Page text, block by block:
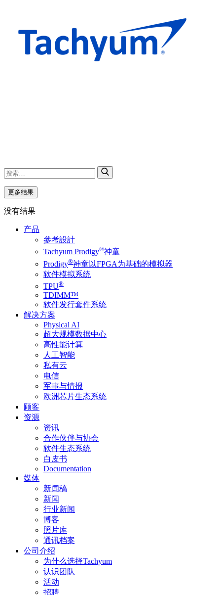
更多结果
没有结果
产品
參考設計
Tachyum Prodigy®神童
Prodigy®神童以FPGA为基础的模拟器
软件模拟系统
TPU®
TDIMM™
软件发行套件系统
解决方案
Physical AI
超大规模数据中心
高性能计算
人工智能
私有云
电信
军事与情报
欧洲芯片生态系统
顾客
资源
资讯
合作伙伴与协会
软件生态系统
白皮书
Documentation
媒体
新闻稿
新闻
行业新闻
博客
照片库
通讯档案
公司介绍
为什么选择Tachyum
认识团队
活动
招聘